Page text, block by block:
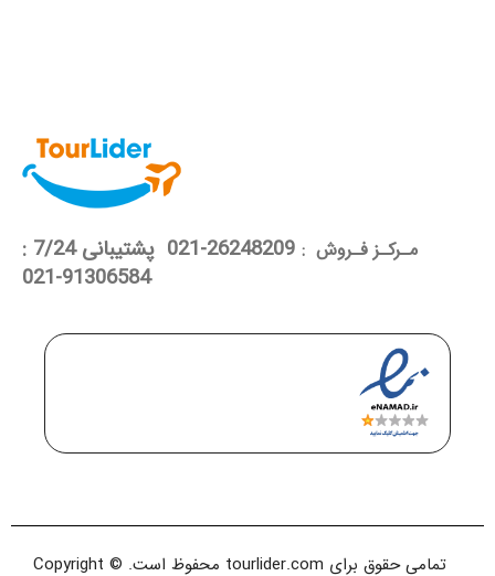
مـرکـز فـروش :
26248209-021 پشتیبانی 7/24 :
91306584-021
تمامی حقوق برای tourlider.com محفوظ است. Copyright ©